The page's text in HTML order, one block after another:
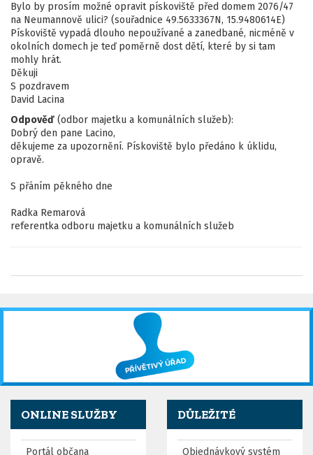
Bylo by prosím možné opravit pískoviště před domem 2076/47
na Neumannově ulici? (souřadnice 49.5633367N, 15.9480614E)
Pískoviště vypadá dlouho nepoužívané a zanedbané, nicméně v
okolních domech je teď poměrně dost dětí, které by si tam
mohly hrát.
Děkuji
S pozdravem
David Lacina
Odpověď (odbor majetku a komunálních služeb):
Dobrý den pane Lacino,
děkujeme za upozornění. Pískoviště bylo předáno k úklidu,
opravě.
S přáním pěkného dne
Radka Remarová
referentka odboru majetku a komunálních služeb
ONLINE SLUŽBY
Portál občana
DŮLEŽITÉ
Objednávkový systém